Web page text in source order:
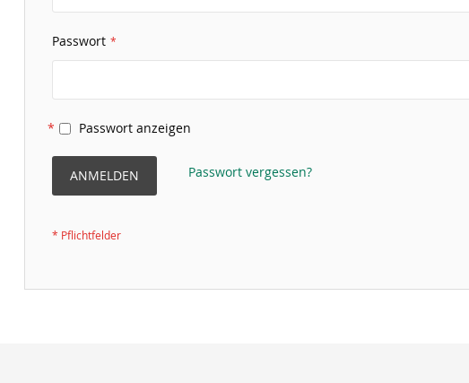
Passwort
Passwort anzeigen
ANMELDEN Passwort vergessen?